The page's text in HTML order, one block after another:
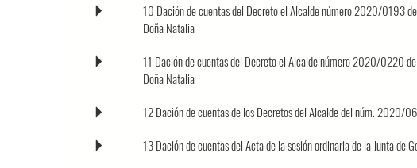
10 Dación de cuentas del Decreto el Alcalde número 2020/0193
Doña Natalia
11 Dación de cuentas del Decreto el Alcalde número 2020/0220
Doña Natalia
12 Dación de cuentas de los Decretos del Alcalde del núm.
13 Dación de cuentas del Acta de la sesión ordinaria de la Junta